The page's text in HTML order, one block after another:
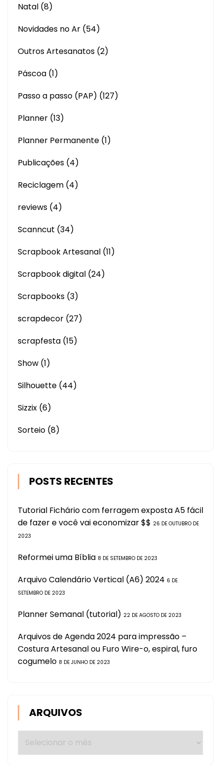
Natal (8)
Novidades no Ar (54)
Outros Artesanatos (2)
Páscoa (1)
Passo a passo (PAP) (127)
Planner (13)
Planner Permanente (1)
Publicações (4)
Reciclagem (4)
reviews (4)
Scanncut (34)
Scrapbook Artesanal (11)
Scrapbook digital (24)
Scrapbooks (3)
scrapdecor (27)
scrapfesta (15)
Show (1)
Silhouette (44)
Sizzix (6)
Sorteio (8)
POSTS RECENTES
Tutorial Fichário com ferragem exposta A5 fácil
de fazer e você vai economizar $$ 26 DE OUTUBRO DE
2023
Reformei uma Bíblia 8 DE SETEMBRO DE 2023
Arquivo Calendário Vertical (A6) 2024 6 DE
SETEMBRO DE 2023
Planner Semanal (tutorial) 22 DE AGOSTO DE 2023
Arquivos de Agenda 2024 para impressão –
Costura Artesanal ou Furo Wire-o, espiral, furo
cogumelo 8 DE JUNHO DE 2023
ARQUIVOS
Arquivos